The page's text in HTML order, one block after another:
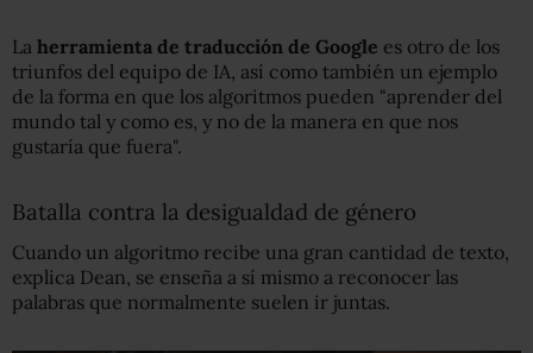
La herramienta de traducción de Google es otro de los
triunfos del equipo de IA, así como también un ejemplo
de la forma en que los algoritmos pueden "aprender del
mundo tal y como es, y no de la manera en que nos
gustaría que fuera".
Batalla contra la desigualdad de género
Cuando un algoritmo recibe una gran cantidad de texto,
explica Dean, se enseña a sí mismo a reconocer las
palabras que normalmente suelen ir juntas.